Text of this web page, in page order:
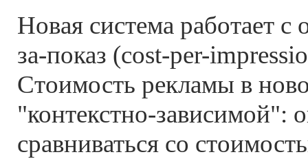
Новая система работает c
за-показ (cost-per-
Стоимость рекламы в
"контекстно-зависимой":
сравниваться со